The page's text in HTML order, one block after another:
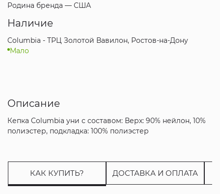
Родина бренда — США
Наличие
Columbia - ТРЦ Золотой Вавилон, Ростов-на-Дону
Мало
Описание
Кепка Columbia уни с составом: Верх: 90% нейлон, 10%
полиэстер, подкладка: 100% полиэстер
КАК КУПИТЬ? ДОСТАВКА И ОПЛАТА